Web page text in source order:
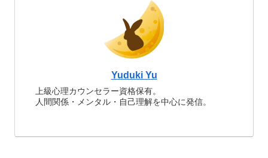
Yuduki Yu
上級心理カウンセラー資格保有。
人間関係・メンタル・自己理解を中心に発信。